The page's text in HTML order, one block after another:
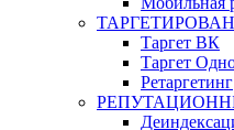
Таргет ВК
Таргет
Ретаргетинг